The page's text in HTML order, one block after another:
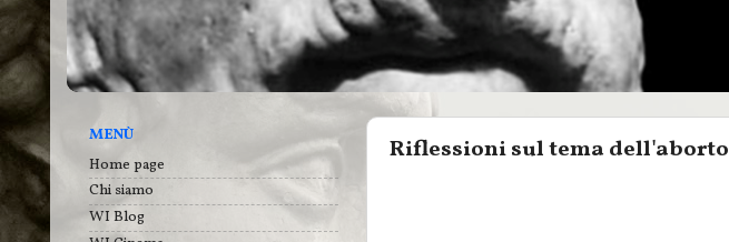
Riflessioni sul tema dell'aborto
MENÙ
Home page
Chi siamo
WI Blog